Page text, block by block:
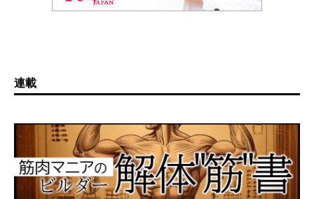
連載